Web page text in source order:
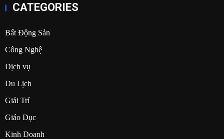
CATEGORIES
Bất Động Sản
Công Nghệ
Dịch vụ
Du Lịch
Giải Trí
Giáo Dục
Kinh Doanh